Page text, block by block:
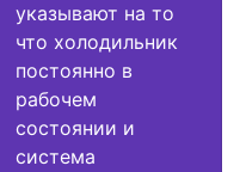
указывают на то
что холодильник
постоянно в
рабочем
состоянии и
система